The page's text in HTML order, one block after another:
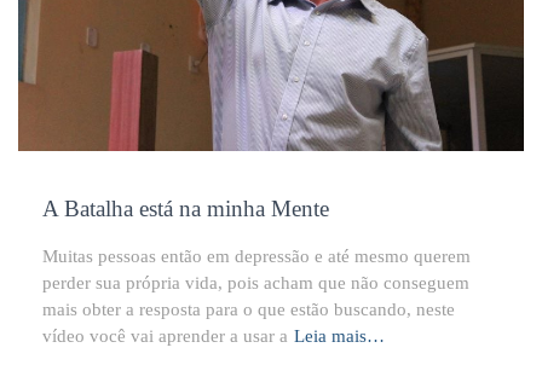
A Batalha está na minha Mente
Muitas pessoas então em depressão e até mesmo querem
perder sua própria vida, pois acham que não conseguem
mais obter a resposta para o que estão buscando, neste
vídeo você vai aprender a usar a Leia mais…